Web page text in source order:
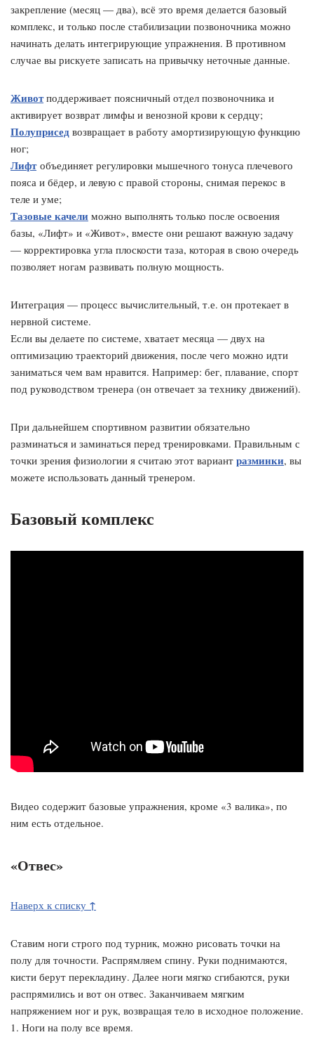
закрепление (месяц — два), всё это время делается базовый
комплекс, и только после стабилизации позвоночника можно
начинать делать интегрирующие упражнения. В противном
случае вы рискуете записать на привычку неточные данные.
Живот поддерживает поясничный отдел позвоночника и
активирует возврат лимфы и венозной крови к сердцу;
Полуприсед возвращает в работу амортизирующую функцию
ног;
Лифт объединяет регулировки мышечного тонуса плечевого
пояса и бёдер, и левую с правой стороны, снимая перекос в
теле и уме;
Тазовые качели можно выполнять только после освоения
базы, «Лифт» и «Живот», вместе они решают важную задачу
— корректировка угла плоскости таза, которая в свою очередь
позволяет ногам развивать полную мощность.
Интеграция — процесс вычислительный, т.е. он протекает в
нервной системе.
Если вы делаете по системе, хватает месяца — двух на
оптимизацию траекторий движения, после чего можно идти
заниматься чем вам нравится. Например: бег, плавание, спорт
под руководством тренера (он отвечает за технику движений).
При дальнейшем спортивном развитии обязательно
разминаться и заминаться перед тренировками. Правильным с
точки зрения физиологии я считаю этот вариант разминки, вы
можете использовать данный тренером.
Базовый комплекс
Видео содержит базовые упражнения, кроме «3 валика», по
ним есть отдельное.
«Отвес»
Наверх к списку ↑
Ставим ноги строго под турник, можно рисовать точки на
полу для точности. Распрямляем спину. Руки поднимаются,
кисти берут перекладину. Далее ноги мягко сгибаются, руки
распрямились и вот он отвес. Заканчиваем мягким
напряжением ног и рук, возвращая тело в исходное положение.
1. Ноги на полу все время.